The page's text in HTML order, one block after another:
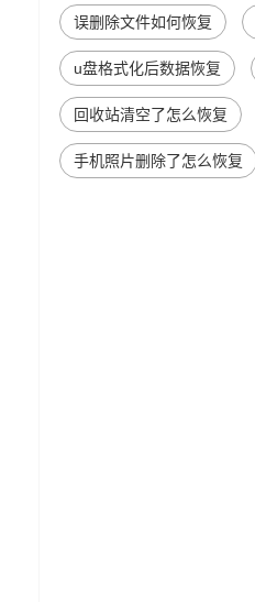
误删除文件如何恢复
u盘格式化后数据恢复
回收站清空了怎么恢复
手机照片删除了怎么恢复